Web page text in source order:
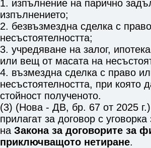
1. изпълнение на парично
изпълнението;
2. безвъзмездна сделка с
несъстоятелността;
3. учредяване на залог,
или вещ от масата на
4. възмездна сделка с право
несъстоятелността, при която
стойност полученото.
(3) (Нова - ДВ, бр. 67 от 2025
прилагат за договор с
на Закона за договорите за
приключващото нетиране.